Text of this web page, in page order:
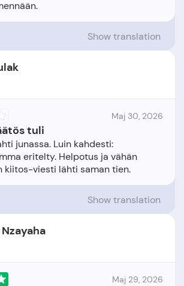
Show translation
Maj 30, 2026
tuli
junassa. Luin kahdesti:
eritelty. Helpotus ja vähän
Show translation
Maj 29, 2026